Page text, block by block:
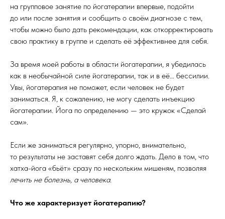
на групповое занятие по йогатерапии впервые, подойти
до или после занятия и сообщить о своём диагнозе с тем,
чтобы можно было дать рекомендации, как откорректировать
свою практику в группе и сделать её эффективнее для себя.
За время моей работы в области йогатерапии, я убедилась
как в необычайной силе йогатерапии, так и в её… бессилии.
Увы, йогатерапия не поможет, если человек не будет
заниматься. Я, к сожалению, не могу сделать инъекцию
йогатерапии. Йога по определению — это кружок «Сделай
сам».
Если же заниматься регулярно, упорно, внимательно,
то результаты не заставят себя долго ждать. Дело в том, что
хатха-йога «бьёт» сразу по нескольким мишеням, позволяя
лечить не болезнь, а человека.
Что же характеризует йогатерапию?